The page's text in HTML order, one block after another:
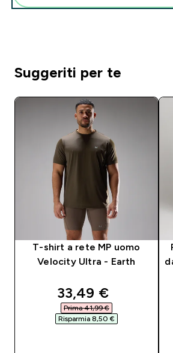
Suggeriti per te
T-shirt a rete MP uomo
Velocity Ultra - Earth
discounted price
33,49 €‎
Prima 41,99 €‎
Risparmia 8,50 €‎